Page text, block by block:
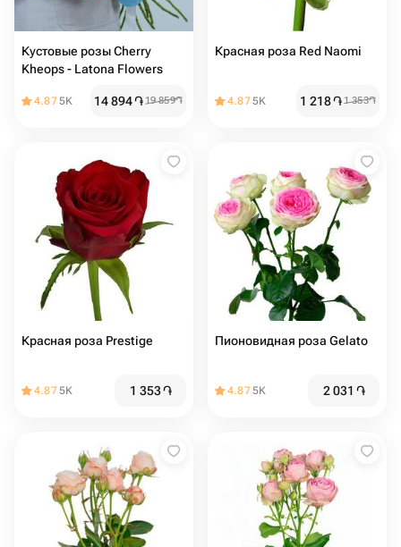
Кустовые розы Cherry
Kheops - Latona Flowers
4.875K 14 894֏19 859֏
Красная роза Red Naomi
4.875K 1 218֏1 353֏
Красная роза Prestige
4.875K 1 353֏
Пионовидная роза Gelato
4.875K 2 031 ֏